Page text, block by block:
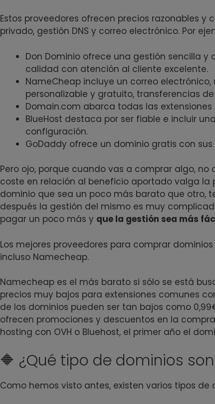
Estos proveedores ofrecen precios razonables
privado, gestión DNS y correo electrónico. Por
Don Dominio ofrece una gestión sencilla
calidad con atención al cliente excelente.
NameCheap incluye un correo
personalizable y gratuito, transferencias
Domain.com abarca todas las
BlueHost destaca por ser fiable e incluir
configuración.
GoDaddy ofrece un dominio gratis con
Pero ojo, porque cuando vas a comprar algo,
coste en relación al beneficio aportado valga la
dominio que sea un poco más barato que otro,
después la gestión del mismo es muy
pagar un poco más y que la gestión sea más
Los mejores proveedores para comprar dominios
incluso Namecheap.
Namecheap es el más barato si sólo se está
precios muy bajos para extensiones comunes
de los dominios pueden ser tan bajos como
ofrecen promociones y descuentos en la
hosting con OVH o Bluehost, el primer año el
🔶 ¿Qué tipo de dominios
Como hemos visto antes, existen varios tipos de